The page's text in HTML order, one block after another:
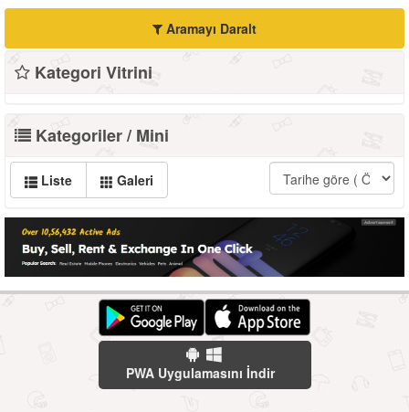
Aramayı Daralt
Kategori Vitrini
Kategoriler / Mini
Liste Galeri
PWA Uygulamasını İndir